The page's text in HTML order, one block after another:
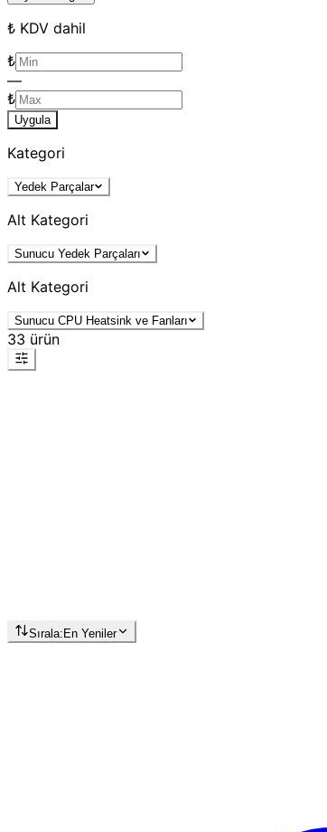
₺ KDV dahil
₺
—
₺
Uygula
Kategori
Yedek Parçalar
Alt Kategori
Sunucu Yedek Parçaları
Alt Kategori
Sunucu CPU Heatsink ve Fanları
33 ürün
Sırala:En Yeniler